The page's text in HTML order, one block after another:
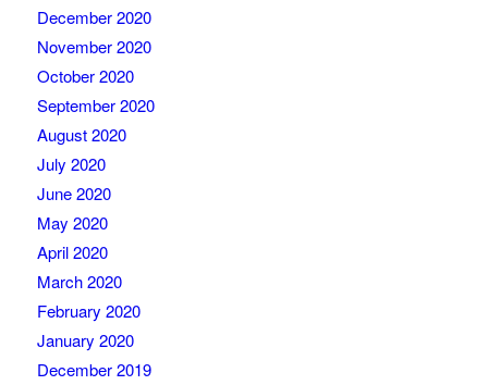
December 2020
November 2020
October 2020
September 2020
August 2020
July 2020
June 2020
May 2020
April 2020
March 2020
February 2020
January 2020
December 2019